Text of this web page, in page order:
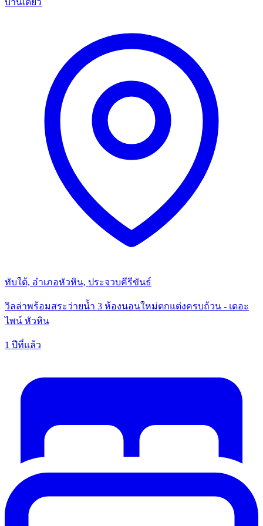
บ้านเดี่ยว
ทับใต้, อำเภอหัวหิน, ประจวบคีรีขันธ์
วิลล่าพร้อมสระว่ายน้ำ 3 ห้องนอนใหม่ตกแต่งครบถ้วน - เดอะ
ไพน์ หัวหิน
1 ปีที่แล้ว